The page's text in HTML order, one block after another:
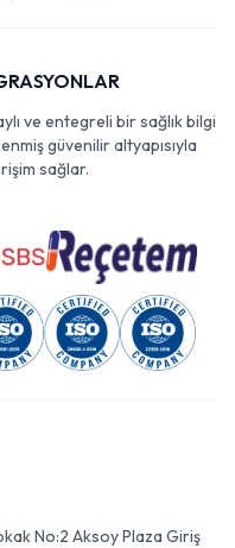
ve entegreli bir sağlık bilgi
güvenilir altyapısıyla
sağlar.
No:2 Aksoy Plaza Giriş